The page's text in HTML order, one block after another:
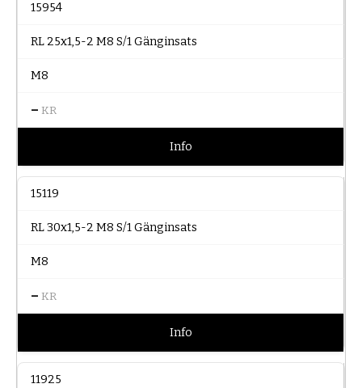
15954
RL 25x1,5-2 M8 S/1 Gänginsats
M8
– KR
Info
15119
RL 30x1,5-2 M8 S/1 Gänginsats
M8
– KR
Info
11925